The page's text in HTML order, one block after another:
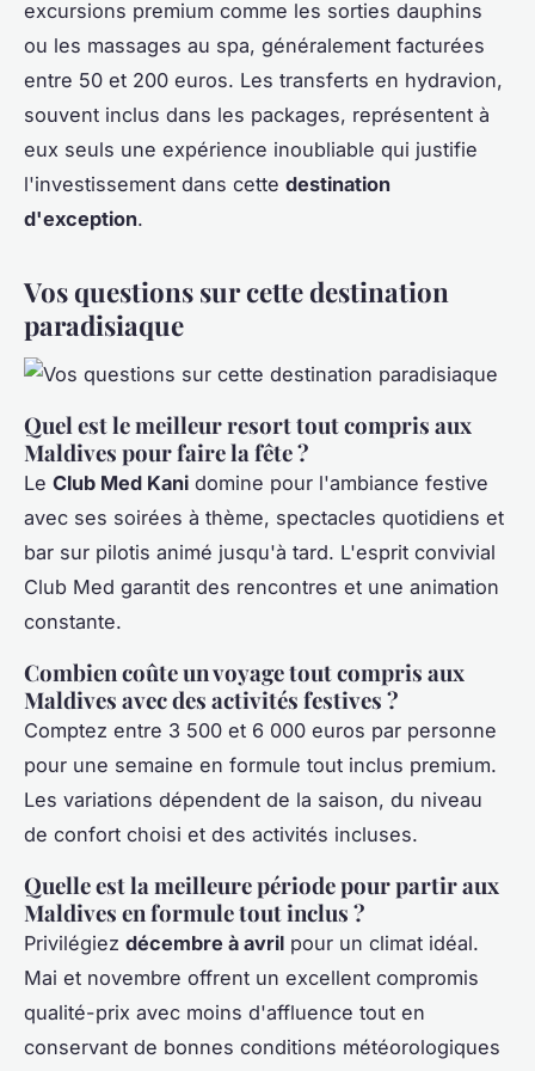
excursions premium comme les sorties dauphins
ou les massages au spa, généralement facturées
entre 50 et 200 euros. Les transferts en hydravion,
souvent inclus dans les packages, représentent à
eux seuls une expérience inoubliable qui justifie
l'investissement dans cette destination
d'exception.
Vos questions sur cette destination
paradisiaque
Quel est le meilleur resort tout compris aux
Maldives pour faire la fête ?
Le Club Med Kani domine pour l'ambiance festive
avec ses soirées à thème, spectacles quotidiens et
bar sur pilotis animé jusqu'à tard. L'esprit convivial
Club Med garantit des rencontres et une animation
constante.
Combien coûte un voyage tout compris aux
Maldives avec des activités festives ?
Comptez entre 3 500 et 6 000 euros par personne
pour une semaine en formule tout inclus premium.
Les variations dépendent de la saison, du niveau
de confort choisi et des activités incluses.
Quelle est la meilleure période pour partir aux
Maldives en formule tout inclus ?
Privilégiez décembre à avril pour un climat idéal.
Mai et novembre offrent un excellent compromis
qualité-prix avec moins d'affluence tout en
conservant de bonnes conditions météorologiques